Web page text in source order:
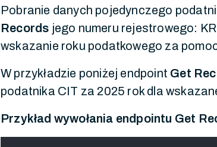
Pobranie danych pojedynczego
Records jego numeru rejestrowego:
wskazanie roku podatkowego za
W przykładzie poniżej endpoint Get
podatnika CIT za 2025 rok dla
Przykład wywołania endpointu Get